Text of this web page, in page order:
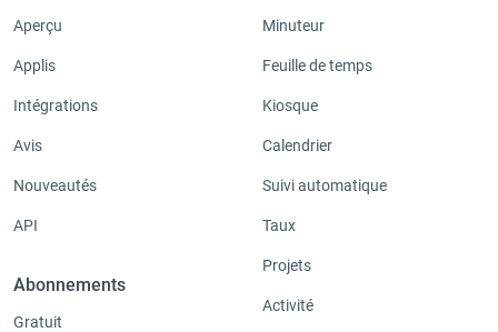
Aperçu
Applis
Intégrations
Avis
Nouveautés
API
Abonnements
Gratuit
Minuteur
Feuille de temps
Kiosque
Calendrier
Suivi automatique
Taux
Projets
Activité